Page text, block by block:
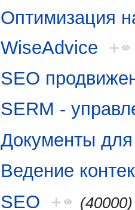
Оптимизация
WiseAdvice +
SEO
SERM -
Документы для
Ведение
SEO + (40000)